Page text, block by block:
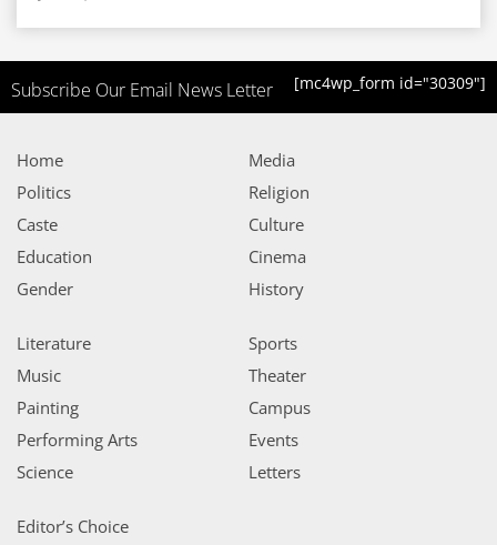
Subscribe Our Email News Letter [mc4wp_form id="30309"]
Home
Politics
Caste
Education
Gender
Media
Religion
Culture
Cinema
History
Literature
Music
Painting
Performing Arts
Science
Sports
Theater
Campus
Events
Letters
Editor’s Choice